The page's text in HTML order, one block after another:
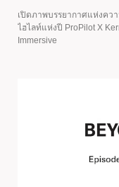
เปิดภาพบรรยากาศแห่งคว
ไฮไลท์แห่งปี ProPilot X
Immersive